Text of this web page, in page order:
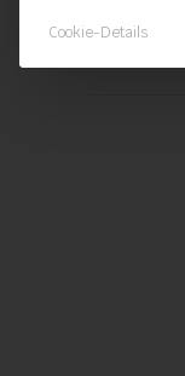
Cookie-Details